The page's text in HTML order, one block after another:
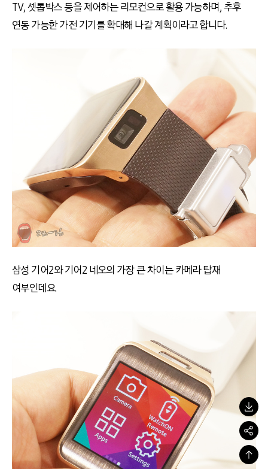
TV, 셋톱박스 등을 제어하는 리모컨으로 활용 가능하며, 추후
연동 가능한 가전 기기를 확대해 나갈 계획이라고 합니다.
삼성 기어2와 기어2 네오의 가장 큰 차이는 카메라 탑재
여부인데요.